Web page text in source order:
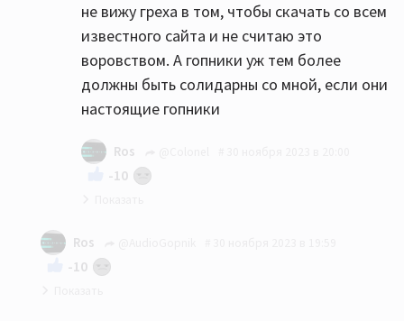
не вижу греха в том, чтобы скачать со всем
известного сайта и не считаю это
воровством. А гопники уж тем более
должны быть солидарны со мной, если они
настоящие гопники
Ros
-10
Ros
-10